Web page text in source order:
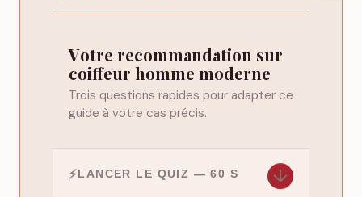
Votre recommandation sur
coiffeur homme moderne
Trois questions rapides pour adapter ce
guide à votre cas précis.
LANCER LE QUIZ — 60 S ↓